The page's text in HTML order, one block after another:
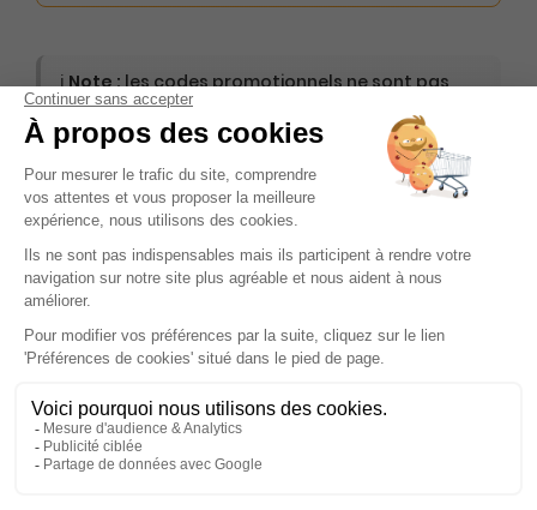
ℹ️Note :les codes promotionnels ne sont pas
valables sur ce titre.
Présentation du magazine La Gazette du
Val d'Oise
Découvrez un magazine qui se distingue par sa capacité à
capturer l'essence même de la vie locale : un véritable
compagnon pour toute la famille, qui vous accompagne
tout au long de la semaine. Ce magazine, dédié à la région
offrant un panorama complet de l'actualité locale. Que
vous soyez passionné par les faits divers, amateur de
sport, curieux des loisirs ou fervent défenseur de la culture,
ce magazine a de quoi satisfaire toutes vos attentes.